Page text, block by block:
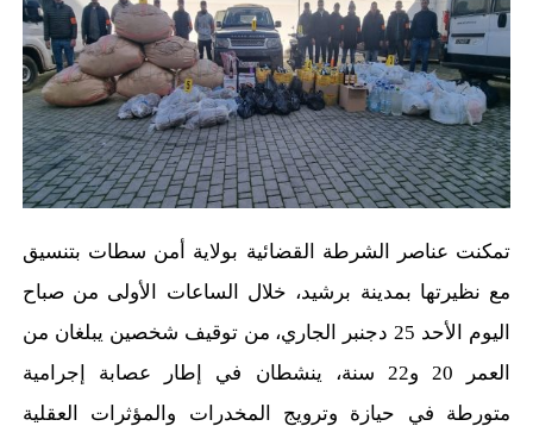
تمكنت عناصر الشرطة القضائية بولاية أمن سطات بتنسيق
مع نظيرتها بمدينة برشيد، خلال الساعات الأولى من صباح
اليوم الأحد 25 دجنبر الجاري، من توقيف شخصين يبلغان من
العمر 20 و22 سنة، ينشطان في إطار عصابة إجرامية
متورطة في حيازة وترويج المخدرات والمؤثرات العقلية